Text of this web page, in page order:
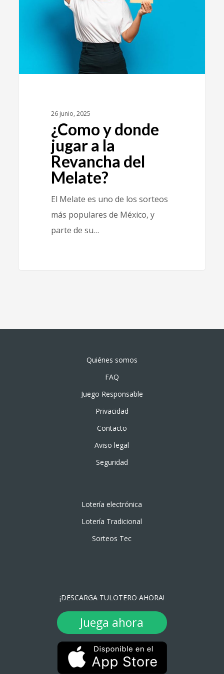
26 junio, 2025
¿Como y donde
jugar a la
Revancha del
Melate?
El Melate es uno de los sorteos
más populares de México, y
parte de su…
Quiénes somos
FAQ
Juego Responsable
Privacidad
Contacto
Aviso legal
Seguridad
Lotería electrónica
Lotería Tradicional
Sorteos Tec
¡DESCARGA TULOTERO AHORA!
Juega ahora